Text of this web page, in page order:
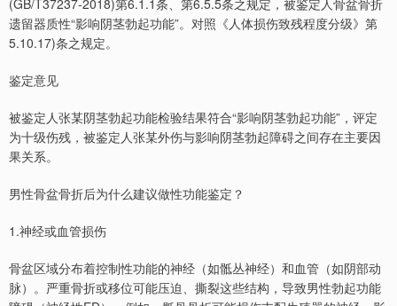
(GB/T37237-2018)第6.1.1条、第6.5.5条之规定，被鉴定人骨盆骨折
遗留器质性“影响阴茎勃起功能”。对照《人体损伤致残程度分级》第
5.10.17)条之规定。
鉴定意见
被鉴定人张某阴茎勃起功能检验结果符合“影响阴茎勃起功能”，评定
为十级伤残，被鉴定人张某外伤与影响阴茎勃起障碍之间存在主要因
果关系。
男性骨盆骨折后为什么建议做性功能鉴定？
1.神经或血管损伤
骨盆区域分布着控制性功能的神经（如骶丛神经）和血管（如阴部动
脉）。严重骨折或移位可能压迫、撕裂这些结构，导致男性勃起功能